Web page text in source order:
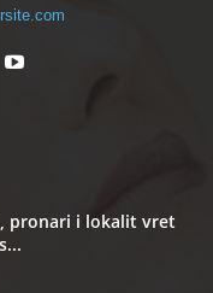
pronari i lokalit vret